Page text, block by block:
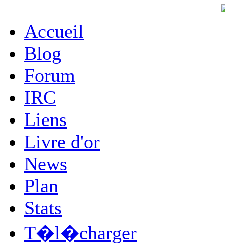
Accueil
Blog
Forum
IRC
Liens
Livre d'or
News
Plan
Stats
T�l�charger